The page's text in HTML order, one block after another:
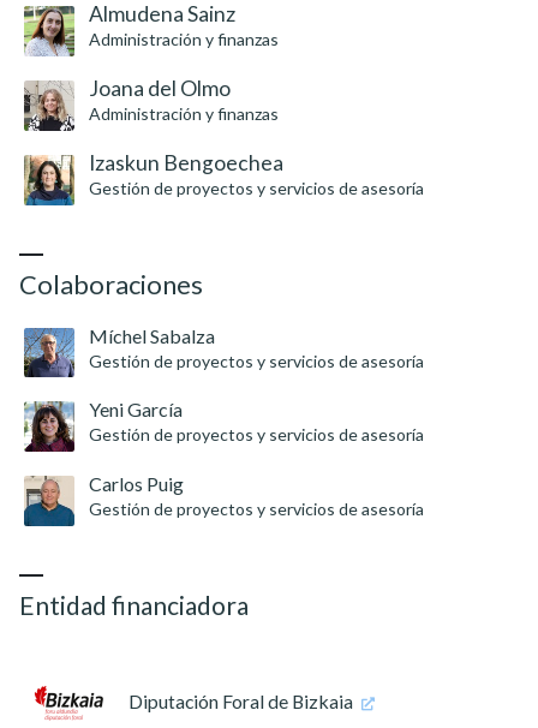
Almudena Sainz
Administración y finanzas
Joana del Olmo
Administración y finanzas
Izaskun Bengoechea
Gestión de proyectos y servicios de asesoría
Colaboraciones
Míchel Sabalza
Gestión de proyectos y servicios de asesoría
Yeni García
Gestión de proyectos y servicios de asesoría
Carlos Puig
Gestión de proyectos y servicios de asesoría
Entidad financiadora
Diputación Foral de Bizkaia